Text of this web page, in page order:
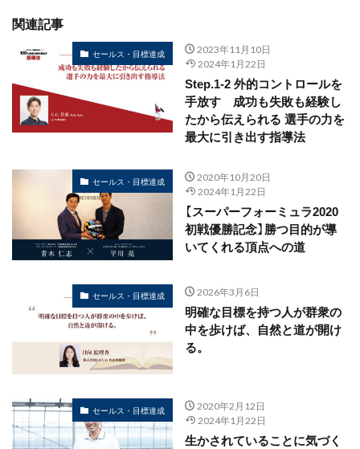
関連記事
セールス・目標達成
2023年11月10日
2024年1月22日
Step.1-2 外的コントロールを
手放す 成功も失敗も経験し
たから伝えられる 選手の力を
最大に引き出す指導法
セールス・目標達成
2020年10月20日
2024年1月22日
【スーパーフォーミュラ2020
初戦優勝記念】勝つ目的が導
いてくれる頂点への道
セールス・目標達成 2026年3月6日
明確な目標を持つ人が群衆の
中を歩けば、自然と道が開け
る。
セールス・目標達成
2020年2月12日
2024年1月22日
生かされていることに気づく